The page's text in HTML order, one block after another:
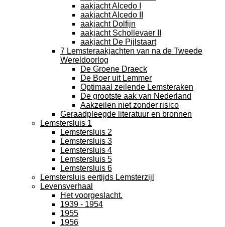
aakjacht Alcedo I
aakjacht Alcedo II
aakjacht Dolfijn
aakjacht Schollevaer II
aakjacht De Pijlstaart
7 Lemsteraakjachten van na de Tweede
Wereldoorlog
De Groene Draeck
De Boer uit Lemmer
Optimaal zeilende Lemsteraken
De grootste aak van Nederland
Aakzeilen niet zonder risico
Geraadpleegde literatuur en bronnen
Lemstersluis 1
Lemstersluis 2
Lemstersluis 3
Lemstersluis 4
Lemstersluis 5
Lemstersluis 6
Lemstersluis eertijds Lemsterzijl
Levensverhaal
Het voorgeslacht.
1939 - 1954
1955
1956